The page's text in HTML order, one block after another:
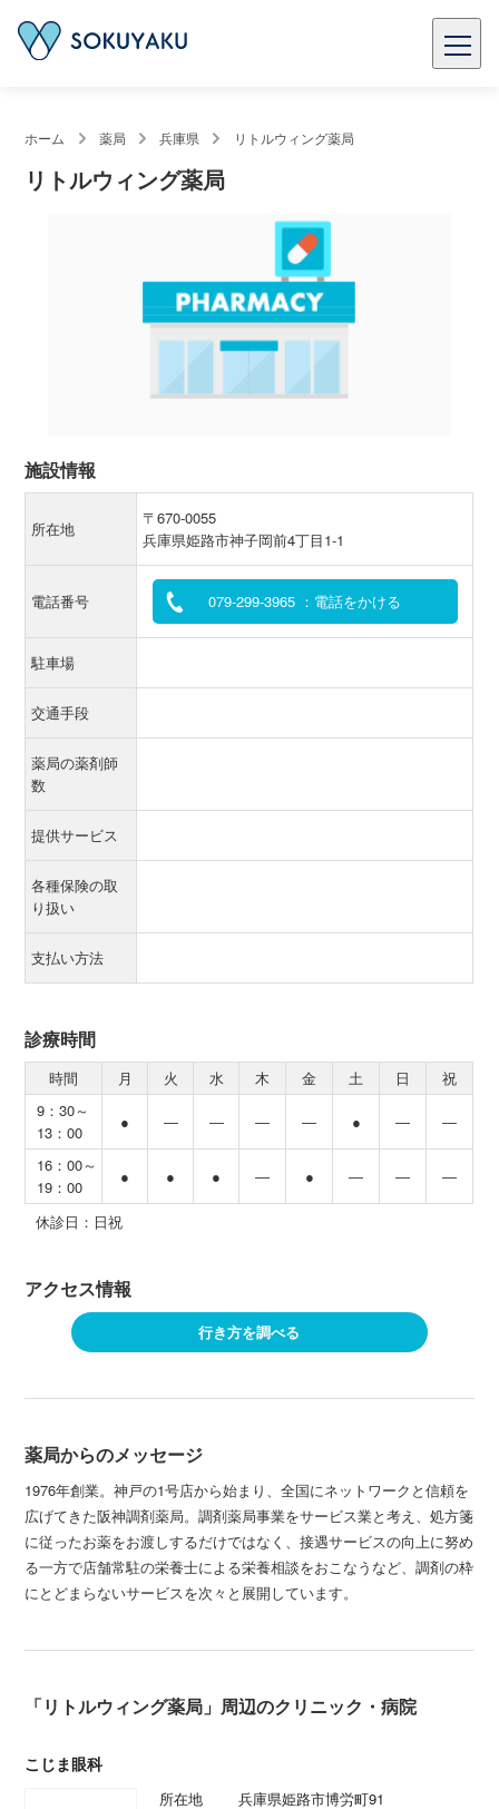
ホーム 薬局 兵庫県 リトルウィング薬局
リトルウィング薬局
施設情報
所在地
〒670-0055
兵庫県姫路市神子岡前4丁目1-1
電話番号 079-299-3965 ：電話をかける
駐車場
交通手段
薬局の薬剤師
数
提供サービス
各種保険の取
り扱い
支払い方法
診療時間
時間 月 火 水 木 金 土 日
祝
9：30～
13：00
● ― ― ― ― ● ― ―
16：00～
19：00
● ● ● ― ● ― ― ―
休診日：日祝
アクセス情報
行き方を調べる
薬局からのメッセージ
1976年創業。神戸の1号店から始まり、全国にネットワークと信頼を
広げてきた阪神調剤薬局。調剤薬局事業をサービス業と考え、処方箋
に従ったお薬をお渡しするだけではなく、接遇サービスの向上に努め
る一方で店舗常駐の栄養士による栄養相談をおこなうなど、調剤の枠
にとどまらないサービスを次々と展開しています。
「リトルウィング薬局」周辺のクリニック・病院
こじま眼科
所在地
兵庫県姫路市博労町91